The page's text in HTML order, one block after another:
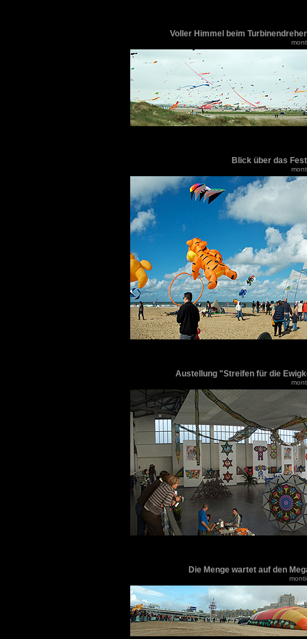
Voller Himmel beim
Blick über das
Austellung "Streifen für die
Die Menge wartet auf den